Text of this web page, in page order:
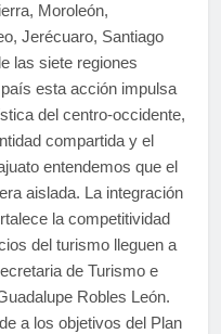
Moroleón,
Jerécuaro, Santiago
las siete regiones
esta acción impulsa
del centro-occidente,
compartida y el
entendemos que el
aislada. La integración
la competitividad
del turismo lleguen a
de Turismo e
Robles León.
a los objetivos del Plan